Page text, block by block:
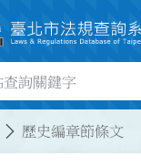
字欄位
歷史編章節條文